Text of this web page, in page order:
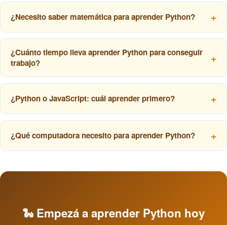
¿Necesito saber matemática para aprender Python?
¿Cuánto tiempo lleva aprender Python para conseguir
trabajo?
¿Python o JavaScript: cuál aprender primero?
¿Qué computadora necesito para aprender Python?
🐍 Empezá a aprender Python hoy